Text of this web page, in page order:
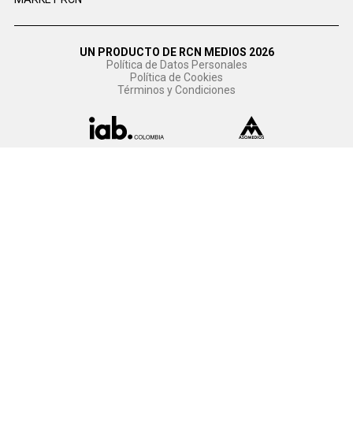
UN PRODUCTO DE RCN MEDIOS 2026
Política de Datos Personales
Política de Cookies
Términos y Condiciones